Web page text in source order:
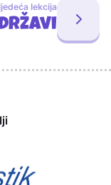
lekcija